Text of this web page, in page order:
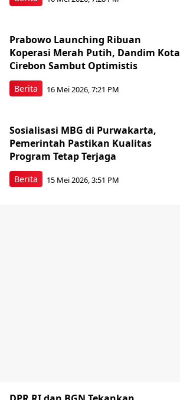
Berita
Prabowo Launching Ribuan
Koperasi Merah Putih, Dandim Kota
Cirebon Sambut Optimistis
16 Mei 2026, 7:21 PM
Berita
Sosialisasi MBG di Purwakarta,
Pemerintah Pastikan Kualitas
Program Tetap Terjaga
15 Mei 2026, 3:51 PM